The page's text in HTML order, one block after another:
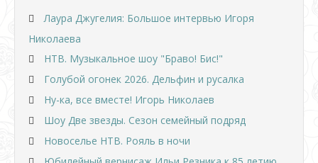
Лаура Джугелия: Большое интервью Игоря
Николаева
НТВ. Музыкальное шоу "Браво! Бис!"
Голубой огонек 2026. Дельфин и русалка
Ну-ка, все вместе! Игорь Николаев
Шоу Две звезды. Сезон семейный подряд
Новоселье НТВ. Рояль в ночи